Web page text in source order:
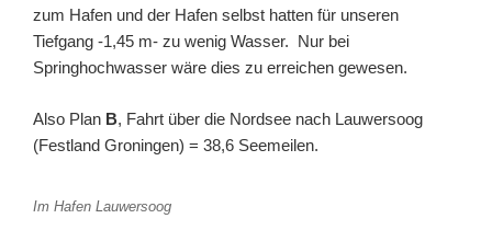
zum Hafen und der Hafen selbst hatten für unseren
Tiefgang -1,45 m- zu wenig Wasser. Nur bei
Springhochwasser wäre dies zu erreichen gewesen.
Also Plan B, Fahrt über die Nordsee nach Lauwersoog
(Festland Groningen) = 38,6 Seemeilen.
Im Hafen Lauwersoog